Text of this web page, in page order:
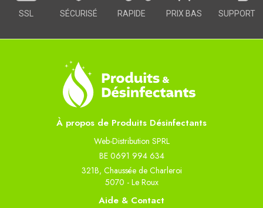
SSL SÉCURISÉ RAPIDE PRIX BAS SUPPORT
À propos de Produits Désinfectants
Web-Distribution SPRL
BE 0691 994 634
321B, Chaussée de Charleroi
5070 - Le Roux
Aide & Contact